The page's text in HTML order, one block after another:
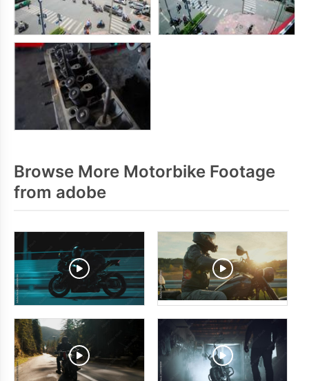
Browse More Motorbike Footage
from adobe